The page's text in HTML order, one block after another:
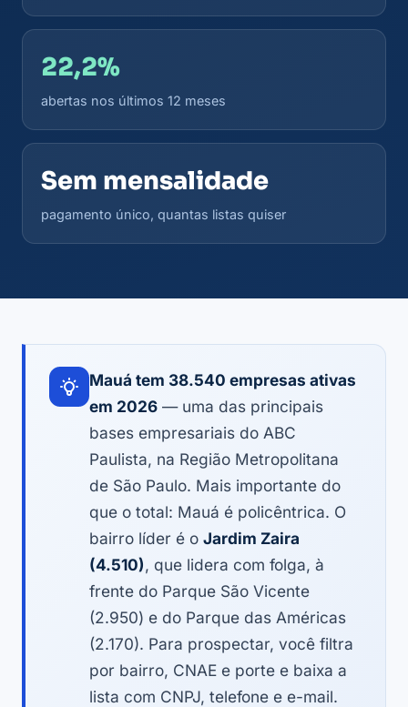
22,2%
abertas nos últimos 12 meses
Sem mensalidade
pagamento único, quantas listas quiser
Mauá tem 38.540 empresas ativas
em 2026 — uma das principais
bases empresariais do ABC
Paulista, na Região Metropolitana
de São Paulo. Mais importante do
que o total: Mauá é policêntrica. O
bairro líder é o Jardim Zaira
(4.510), que lidera com folga, à
frente do Parque São Vicente
(2.950) e do Parque das Américas
(2.170). Para prospectar, você filtra
por bairro, CNAE e porte e baixa a
lista com CNPJ, telefone e e-mail.